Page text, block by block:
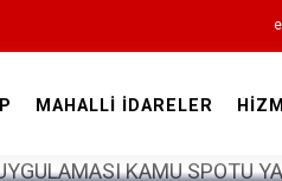
MAHALLİ İDARELER